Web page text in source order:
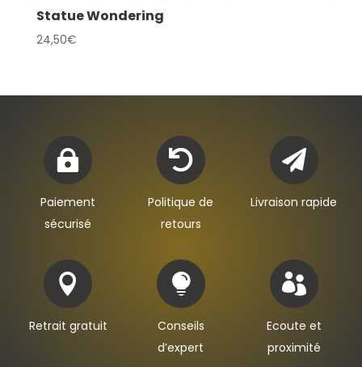
Statue Wondering
24,50€

Paiement
sécurisé

Politique de
retours

Livraison rapide

Retrait gratuit

Conseils
d’expert

Ecoute et
proximité